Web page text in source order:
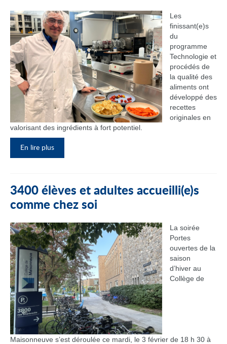
Les
finissant(e)s
du
programme
Technologie et
procédés de
la qualité des
aliments ont
développé des
recettes
originales en
valorisant des ingrédients à fort potentiel.
En lire plus
3400 élèves et adultes accueilli(e)s
comme chez soi
La soirée
Portes
ouvertes de la
saison
d’hiver au
Collège de
Maisonneuve s’est déroulée ce mardi, le 3 février de 18 h 30 à